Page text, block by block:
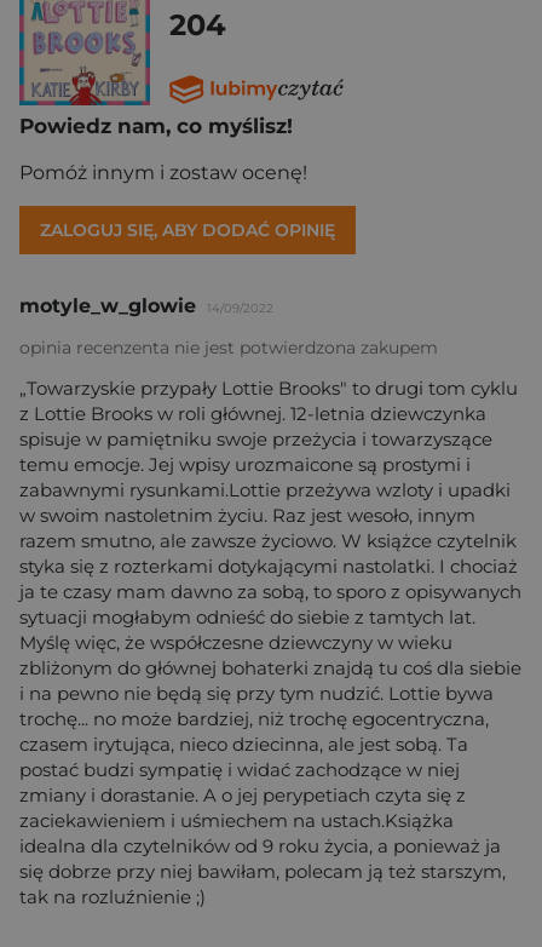
204
Powiedz nam, co myślisz!
Pomóż innym i zostaw ocenę!
ZALOGUJ SIĘ, ABY DODAĆ OPINIĘ
motyle_w_glowie 14/09/2022
opinia recenzenta nie jest potwierdzona zakupem
„Towarzyskie przypały Lottie Brooks" to drugi tom cyklu
z Lottie Brooks w roli głównej. 12-letnia dziewczynka
spisuje w pamiętniku swoje przeżycia i towarzyszące
temu emocje. Jej wpisy urozmaicone są prostymi i
zabawnymi rysunkami.Lottie przeżywa wzloty i upadki
w swoim nastoletnim życiu. Raz jest wesoło, innym
razem smutno, ale zawsze życiowo. W książce czytelnik
styka się z rozterkami dotykającymi nastolatki. I chociaż
ja te czasy mam dawno za sobą, to sporo z opisywanych
sytuacji mogłabym odnieść do siebie z tamtych lat.
Myślę więc, że współczesne dziewczyny w wieku
zbliżonym do głównej bohaterki znajdą tu coś dla siebie
i na pewno nie będą się przy tym nudzić. Lottie bywa
trochę... no może bardziej, niż trochę egocentryczna,
czasem irytująca, nieco dziecinna, ale jest sobą. Ta
postać budzi sympatię i widać zachodzące w niej
zmiany i dorastanie. A o jej perypetiach czyta się z
zaciekawieniem i uśmiechem na ustach.Książka
idealna dla czytelników od 9 roku życia, a ponieważ ja
się dobrze przy niej bawiłam, polecam ją też starszym,
tak na rozluźnienie ;)